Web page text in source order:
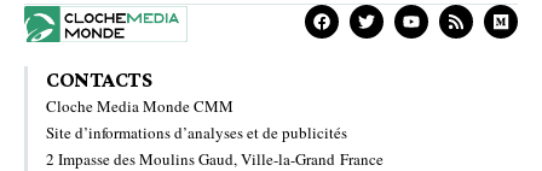
CONTACTS
Cloche Media Monde CMM
Site d’informations d’analyses et de publicités
2 Impasse des Moulins Gaud, Ville-la-Grand France